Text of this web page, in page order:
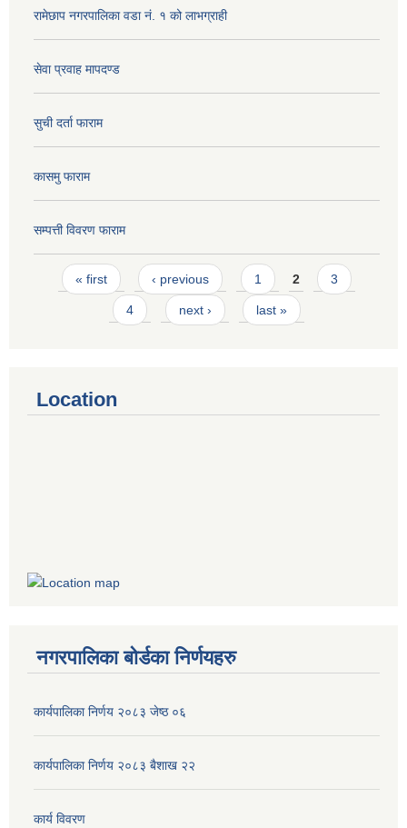
रामेछाप नगरपालिका वडा नं. १ को लाभग्राही
सेवा प्रवाह मापदण्ड
सुची दर्ता फाराम
कासमु फाराम
सम्पत्ती विवरण फाराम
Pages
« first ‹ previous 1 2 3
4 next › last »
Location
नगरपालिका बोर्डका निर्णयहरु
कार्यपालिका निर्णय २०८३ जेष्ठ ०६
कार्यपालिका निर्णय २०८३ बैशाख २२
कार्य विवरण